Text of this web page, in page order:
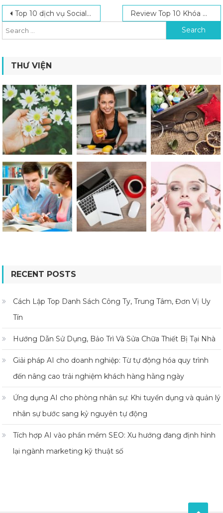
Post navigation
Top 10 dịch vụ Social Marketing uy tín, chất lượng hàng đầu Review Top 10 Khóa Học Tiếng Anh Online Uy Tín Hàng Đầu
Search for:
THƯ VIỆN
RECENT POSTS
Cách Lập Top Danh Sách Công Ty, Trung Tâm, Đơn Vị Uy
Tín
Hướng Dẫn Sử Dụng, Bảo Trì Và Sửa Chữa Thiết Bị Tại Nhà
Giải pháp AI cho doanh nghiệp: Từ tự động hóa quy trình
đến nâng cao trải nghiệm khách hàng hằng ngày
Ứng dụng AI cho phòng nhân sự: Khi tuyển dụng và quản lý
nhân sự bước sang kỷ nguyên tự động
Tích hợp AI vào phần mềm SEO: Xu hướng đang định hình
lại ngành marketing kỹ thuật số